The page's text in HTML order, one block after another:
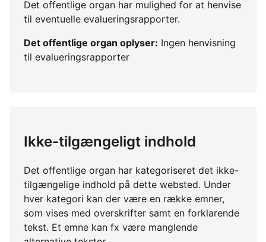
Det offentlige organ har mulighed for at henvise
til eventuelle evalueringsrapporter.
Det offentlige organ oplyser: Ingen henvisning
til evalueringsrapporter
Ikke-tilgængeligt indhold
Det offentlige organ har kategoriseret det ikke-
tilgængelige indhold på dette websted. Under
hver kategori kan der være en række emner,
som vises med overskrifter samt en forklarende
tekst. Et emne kan fx være manglende